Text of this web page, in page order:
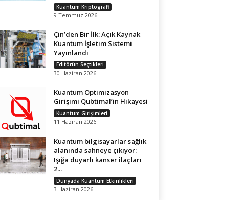
Kuantum Kriptografi
9 Temmuz 2026
Çin’den Bir İlk: Açık Kaynak
Kuantum İşletim Sistemi
Yayınlandı
Editörün Seçtikleri
30 Haziran 2026
Kuantum Optimizasyon
Girişimi Qubtimal’in Hikayesi
Kuantum Girişimleri
11 Haziran 2026
Kuantum bilgisayarlar sağlık
alanında sahneye çıkıyor:
Işığa duyarlı kanser ilaçları
2...
Dünyada Kuantum Etkinlikleri
3 Haziran 2026